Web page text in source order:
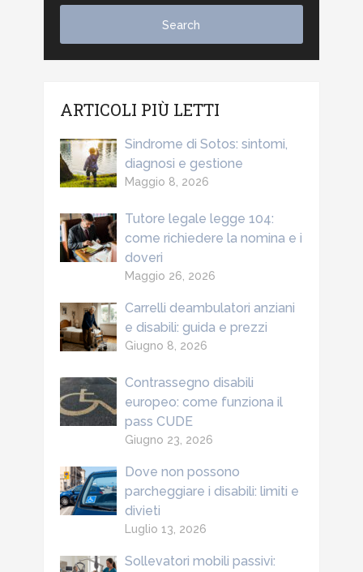
ARTICOLI PIÙ LETTI
Sindrome di Sotos: sintomi,
diagnosi e gestione
Maggio 8, 2026
Tutore legale legge 104:
come richiedere la nomina e i
doveri
Maggio 26, 2026
Carrelli deambulatori anziani
e disabili: guida e prezzi
Giugno 8, 2026
Contrassegno disabili
europeo: come funziona il
pass CUDE
Giugno 23, 2026
Dove non possono
parcheggiare i disabili: limiti e
divieti
Luglio 13, 2026
Sollevatori mobili passivi: